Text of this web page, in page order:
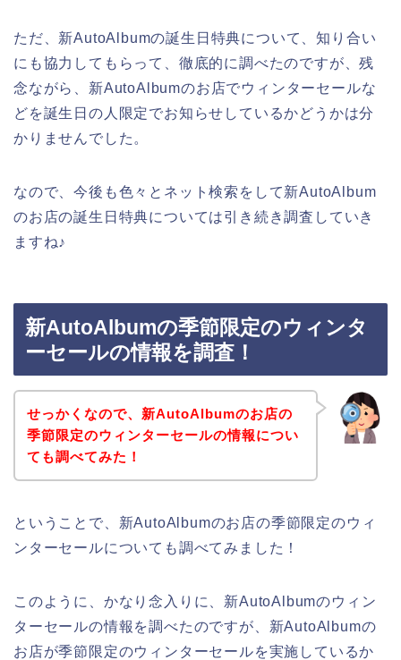
ただ、新AutoAlbumの誕生日特典について、知り合い
にも協力してもらって、徹底的に調べたのですが、残
念ながら、新AutoAlbumのお店でウィンターセールな
どを誕生日の人限定でお知らせしているかどうかは分
かりませんでした。
なので、今後も色々とネット検索をして新AutoAlbum
のお店の誕生日特典については引き続き調査していき
ますね♪
新AutoAlbumの季節限定のウィンタ
ーセールの情報を調査！
せっかくなので、新AutoAlbumのお店の
季節限定のウィンターセールの情報につい
ても調べてみた！
ということで、新AutoAlbumのお店の季節限定のウィ
ンターセールについても調べてみました！
このように、かなり念入りに、新AutoAlbumのウィン
ターセールの情報を調べたのですが、新AutoAlbumの
お店が季節限定のウィンターセールを実施しているか